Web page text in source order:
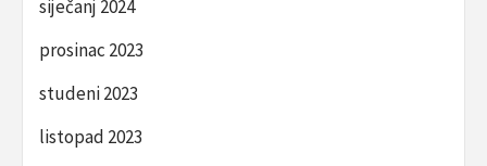
siječanj 2024
prosinac 2023
studeni 2023
listopad 2023